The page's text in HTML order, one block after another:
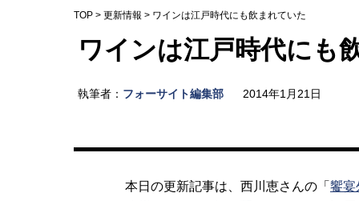
TOP > 更新情報 > ワインは江戸時代にも飲まれていた
ワインは江戸時代にも
執筆者： フォーサイト編集部 2014年1月21日
本日の更新記事は、西川恵さんの「 饗宴